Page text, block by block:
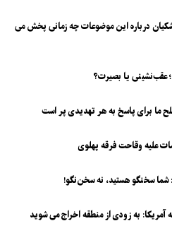
درباره این موضوعات چه زمانی پخش می
عقب‌نشینی یا بصیرت؟
ما برای پاسخ به هر تهدیدی پر است
علیه وقاحت فرقه پهلوی
سخنگو هستید، نه سخن‌نگو!
به زودی از منطقه اخراج می شوید